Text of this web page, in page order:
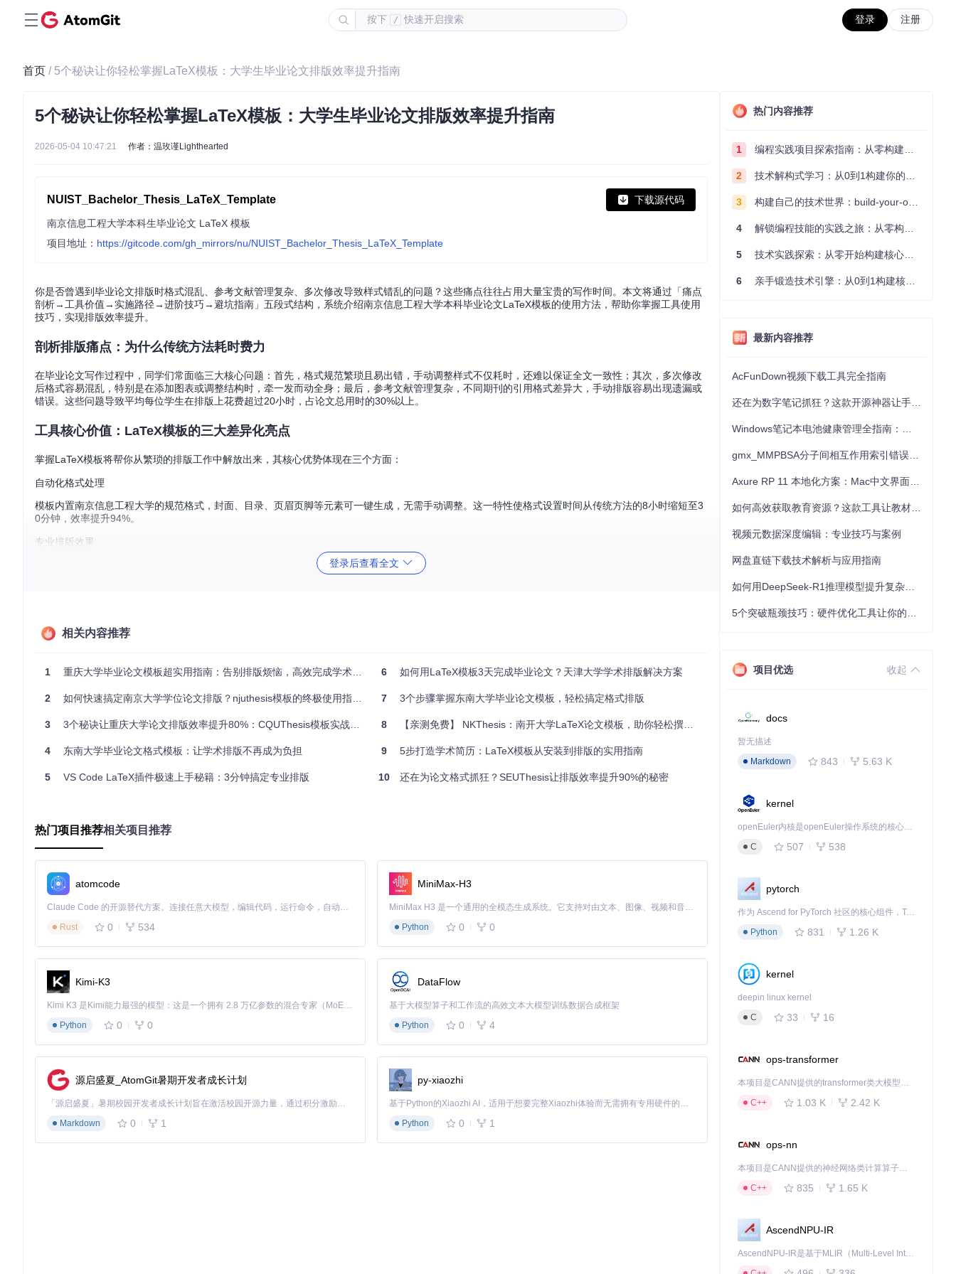
按下 / 快速开启搜索 登录 注册
首页 / 5个秘诀让你轻松掌握LaTeX模板：大学生毕业论文排版效率提升指南
5个秘诀让你轻松掌握LaTeX模板：大学生毕业论文排版效率提升指南
2026-05-04 10:47:21 作者：温玫谨Lighthearted
NUIST_Bachelor_Thesis_LaTeX_Template 下载源代码
南京信息工程大学本科生毕业论文 LaTeX 模板
项目地址： https://gitcode.com/gh_mirrors/nu/NUIST_Bachelor_Thesis_LaTeX_Template
你是否曾遇到毕业论文排版时格式混乱、参考文献管理复杂、多次修改导致样式错乱的问题？这些痛点往往占用大量宝贵的写作时间。本文将通过「痛点
剖析→工具价值→实施路径→进阶技巧→避坑指南」五段式结构，系统介绍南京信息工程大学本科毕业论文LaTeX模板的使用方法，帮助你掌握工具使用
技巧，实现排版效率提升。
剖析排版痛点：为什么传统方法耗时费力
在毕业论文写作过程中，同学们常面临三大核心问题：首先，格式规范繁琐且易出错，手动调整样式不仅耗时，还难以保证全文一致性；其次，多次修改
后格式容易混乱，特别是在添加图表或调整结构时，牵一发而动全身；最后，参考文献管理复杂，不同期刊的引用格式差异大，手动排版容易出现遗漏或
错误。这些问题导致平均每位学生在排版上花费超过20小时，占论文总用时的30%以上。
工具核心价值：LaTeX模板的三大差异化亮点
掌握LaTeX模板将帮你从繁琐的排版工作中解放出来，其核心优势体现在三个方面：
自动化格式处理
模板内置南京信息工程大学的规范格式，封面、目录、页眉页脚等元素可一键生成，无需手动调整。这一特性使格式设置时间从传统方法的8小时缩短至3
0分钟，效率提升94%。
专业排版效果
LaTeX在数学公式和图表排版方面表现卓越，输出的PDF文档格式稳定，不会因编辑或软件版本变化导致格式错乱。尤其适合包含大量公式和图表的理工
错误。
实施路径：从零开始使用模板的分阶段指南
环境搭建：15分钟完成基础配置
rs/nu/NUIST_Bachelor_Thesis_LaTeX_Template📌 步骤3：配置编辑器：推荐使用Visual Studio Code + LaTeX Workshop插件组合 ⚠️ 重要提示：
确保打开NUIST_thesis.tex时，首行包含% !TeX program = XeLaTeX ，这是中文正常显示的关键设置
封面生成：5分钟完成规范设置
\cover
编译后生成的封面效果如下：
这张图片展示了使用模板生成的规范封面，包含论文标题、学生信息、学院专业、指导教师和提交日期等要素，完全符合南京信息工程大学的格式要求。
LaTeX模板提供了灵活的图表排版功能，满足不同内容展示需求：
单图插入
\begin{figure}[htbp!]
\centering
\includegraphics[width=0.6\textwidth]{figs/color/eof1.png}
\caption
\label
登录后查看全文
相关内容推荐
1 重庆大学毕业论文模板超实用指南：告别排版烦恼，高效完成学术论文
2 如何快速搞定南京大学学位论文排版？njuthesis模板的终极使用指南 🎓
3 3个秘诀让重庆大学论文排版效率提升80%：CQUThesis模板实战指南
4 东南大学毕业论文格式模板：让学术排版不再成为负担
5 VS Code LaTeX插件极速上手秘籍：3分钟搞定专业排版
6 如何用LaTeX模板3天完成毕业论文？天津大学学术排版解决方案
7 3个步骤掌握东南大学毕业论文模板，轻松搞定格式排版
8 【亲测免费】 NKThesis：南开大学LaTeX论文模板，助你轻松撰写毕业论文
9 5步打造学术简历：LaTeX模板从安装到排版的实用指南
10 还在为论文格式抓狂？SEUThesis让排版效率提升90%的秘密
热门项目推荐相关项目推荐
atomcode
Claude Code 的开源替代方案。连接任意大模型，编辑代码，运行命令，自动验证 — 全自动执行。用 Rust 构建，极致性能。 ｜ An open-source alternative to Claude Code. Connect any LLM, edit code, run commands, and verify changes — autonomously. Built in Rust for speed. Get Started
Rust
0 534
MiniMax-H3
MiniMax H3 是一个通用的全模态生成系统。它支持对由文本、图像、视频和音频组成的多模态上下文进行统一理解，并能生成分辨率高达 2K、时长可达 15 秒的带原生立体声音频的视频。得益于面向任务泛化的系统设计，H3 在预训练阶段就已具备广泛的多模态上下文理解与生成能力，能够出色地执行复杂的多模态指令。
Python
0 0
Kimi-K3
Kimi K3 是Kimi能力最强的模型：这是一个拥有 2.8 万亿参数的混合专家（MoE）模型，具备原生视觉理解能力，并支持 100 万 token 的上下文窗口。
Python
0 0
DataFlow
基于大模型算子和工作流的高效文本大模型训练数据合成框架
Python
0 4
源启盛夏_AtomGit暑期开发者成长计划
「源启盛夏」暑期校园开发者成长计划旨在激活校园开源力量，通过积分激励、认证扶持、资源倾斜等形式，引导高校组织和开发者完成「入驻 — 建项目 — 做贡献 — 获认证 — 得资源」的完整闭环。无论你是想带领社团入驻平台的组织者，还是希望用代码贡献证明自己的开发者，都能在这里找到属于你的成长路径。
Markdown
0 1
py-xiaozhi
基于Python的Xiaozhi AI，适用于想要完整Xiaozhi体验而无需拥有专用硬件的用户。
Python
0 1
热门内容推荐
1 编程实践项目探索指南：从零构建技术能力体系
2 技术解构式学习：从0到1构建你的编程知识体系
3 构建自己的技术世界：build-your-own-x项目的实践探索指南
4 解锁编程技能的实践之旅：从零构建你的技术世界
5 技术实践探索：从零开始构建核心系统的实践指南
6 亲手锻造技术引擎：从0到1构建核心系统的实践指南
最新内容推荐
AcFunDown视频下载工具完全指南
视频元数据深度编辑：专业技巧与案例
网盘直链下载技术解析与应用指南
项目优选 收起
docs
暂无描述
Markdown
843 5.63 K
kernel
openEuler内核是openEuler操作系统的核心，既是系统性能与稳定性的基石，也是连接处理器、设备与服务的桥梁。
C
507 538
pytorch
作为 Ascend for PyTorch 社区的核心组件，TorchNPU 是昇腾专为 PyTorch 打造的深度学习适配插件，使 PyTorch 框架能够直接调用昇腾 NPU，为开发者提供昇腾 AI 处理器的超强算力。
Python
831 1.26 K
kernel
deepin linux kernel
C
33 16
ops-transformer
本项目是CANN提供的transformer类大模型算子库，实现网络在NPU上加速计算。
C++
1.03 K 2.42 K
ops-nn
本项目是CANN提供的神经网络类计算算子库，实现网络在NPU上加速计算。
C++
835 1.65 K
AscendNPU-IR
AscendNPU-IR是基于MLIR（Multi-Level Intermediate Representation）构建的，面向昇腾亲和算子编译时使用的中间表示，提供昇腾完备表达能力，通过编译优化提升昇腾AI处理器计算效率，支持通过生态框架使能昇腾AI处理器与深度调优